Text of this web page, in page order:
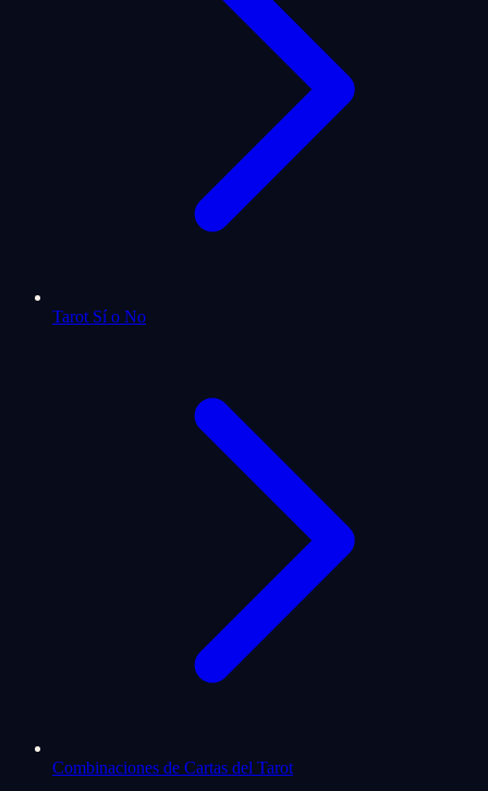
Tarot Sí o No
Combinaciones de Cartas del Tarot